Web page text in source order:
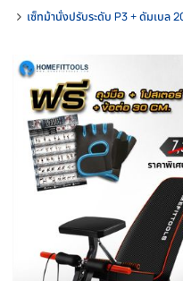
ม้านั่ง P3 + ดัมเบลปรับน้ำหนัก